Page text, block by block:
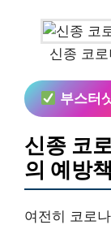
신종 코
부스터
신종 코
의 예방책
여전히 코로